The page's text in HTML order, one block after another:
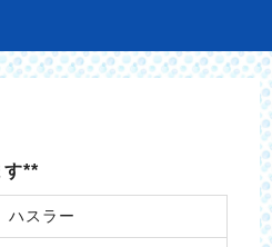
す**
ハスラー